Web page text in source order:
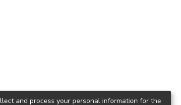
and process your personal information for the